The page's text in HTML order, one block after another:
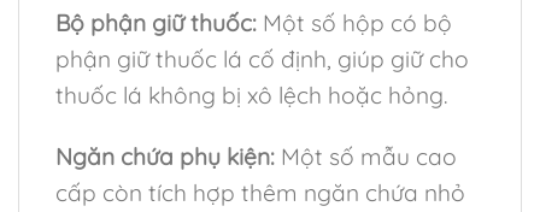
Bộ phận giữ thuốc: Một số hộp có bộ
phận giữ thuốc lá cố định, giúp giữ cho
thuốc lá không bị xô lệch hoặc hỏng.
Ngăn chứa phụ kiện: Một số mẫu cao
cấp còn tích hợp thêm ngăn chứa nhỏ